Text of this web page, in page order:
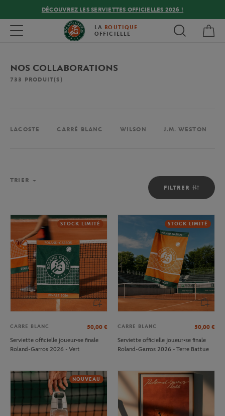
DÉCOUVREZ LES SERVIETTES OFFICIELLES 2026 !
Toggle navigation LA BOUTIQUE
OFFICIELLE
NOS COLLABORATIONS
733 PRODUIT(S)
LACOSTE CARRÉ BLANC WILSON J.M. WESTON
FILTRER
TRIER
STOCK LIMITÉ
CARRE BLANC 50,00 €
Serviette officielle joueur•se finale
Roland-Garros 2026 - Vert
STOCK LIMITÉ
CARRE BLANC 50,00 €
Serviette officielle joueur•se finale
Roland-Garros 2026 - Terre Battue
NOUVEAU